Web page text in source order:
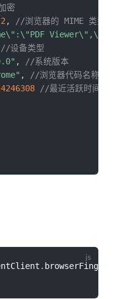
密
2,
//浏览器的 MIME 类型
//设备类型
,
//系统版本
,
//浏览器代码名称
//最近活跃时间
.